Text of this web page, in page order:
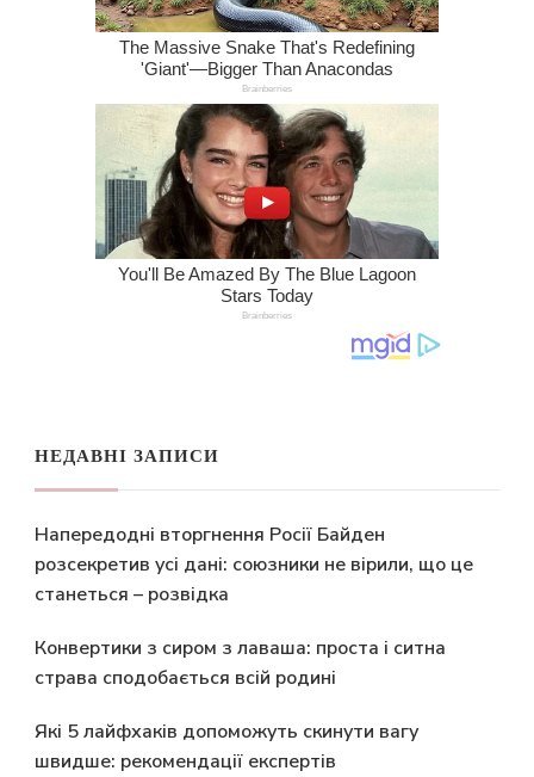
НЕДАВНІ ЗАПИСИ
Напередодні вторгнення Росії Байден
розсекретив усі дані: союзники не вірили, що це
станеться – розвідка
Конвертики з сиром з лаваша: проста і ситна
страва сподобається всій родині
Які 5 лайфхаків допоможуть скинути вагу
швидше: рекомендації експертів